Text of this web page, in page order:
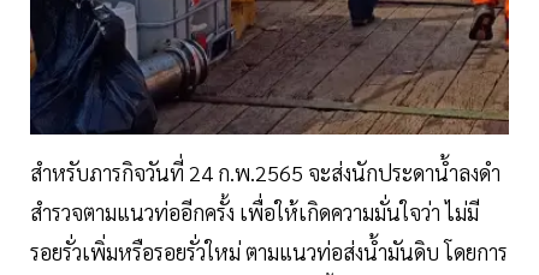
สำหรับภารกิจวันที่ 24 ก.พ.2565 จะส่งนักประดาน้ำลงดำ
สำรวจตามแนวท่ออีกครั้ง เพื่อให้เกิดความมั่นใจว่า ไม่มี
รอยรั่วเพิ่มหรือรอยรั่วใหม่ ตามแนวท่อส่งน้ำมันดิบ โดยการ